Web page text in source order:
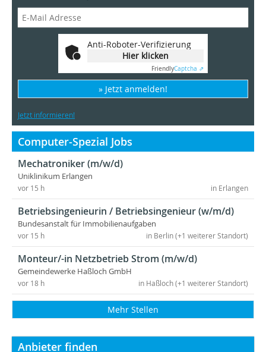
Anti-Roboter-Verifizierung
Hier klicken
FriendlyCaptcha ⇗
» Jetzt anmelden!
Jetzt informieren!
Computer-Spezial Jobs
Mechatroniker (m/w/d)
Uniklinikum Erlangen
in Erlangen
vor 15 h
Betriebsingenieurin / Betriebsingenieur (w/m/d)
Bundesanstalt für Immobilienaufgaben
in Berlin (+1 weiterer Standort)
vor 15 h
Monteur/-in Netzbetrieb Strom (m/w/d)
Gemeindewerke Haßloch GmbH
in Haßloch (+1 weiterer Standort)
vor 18 h
Mehr Stellen
Anbieter finden